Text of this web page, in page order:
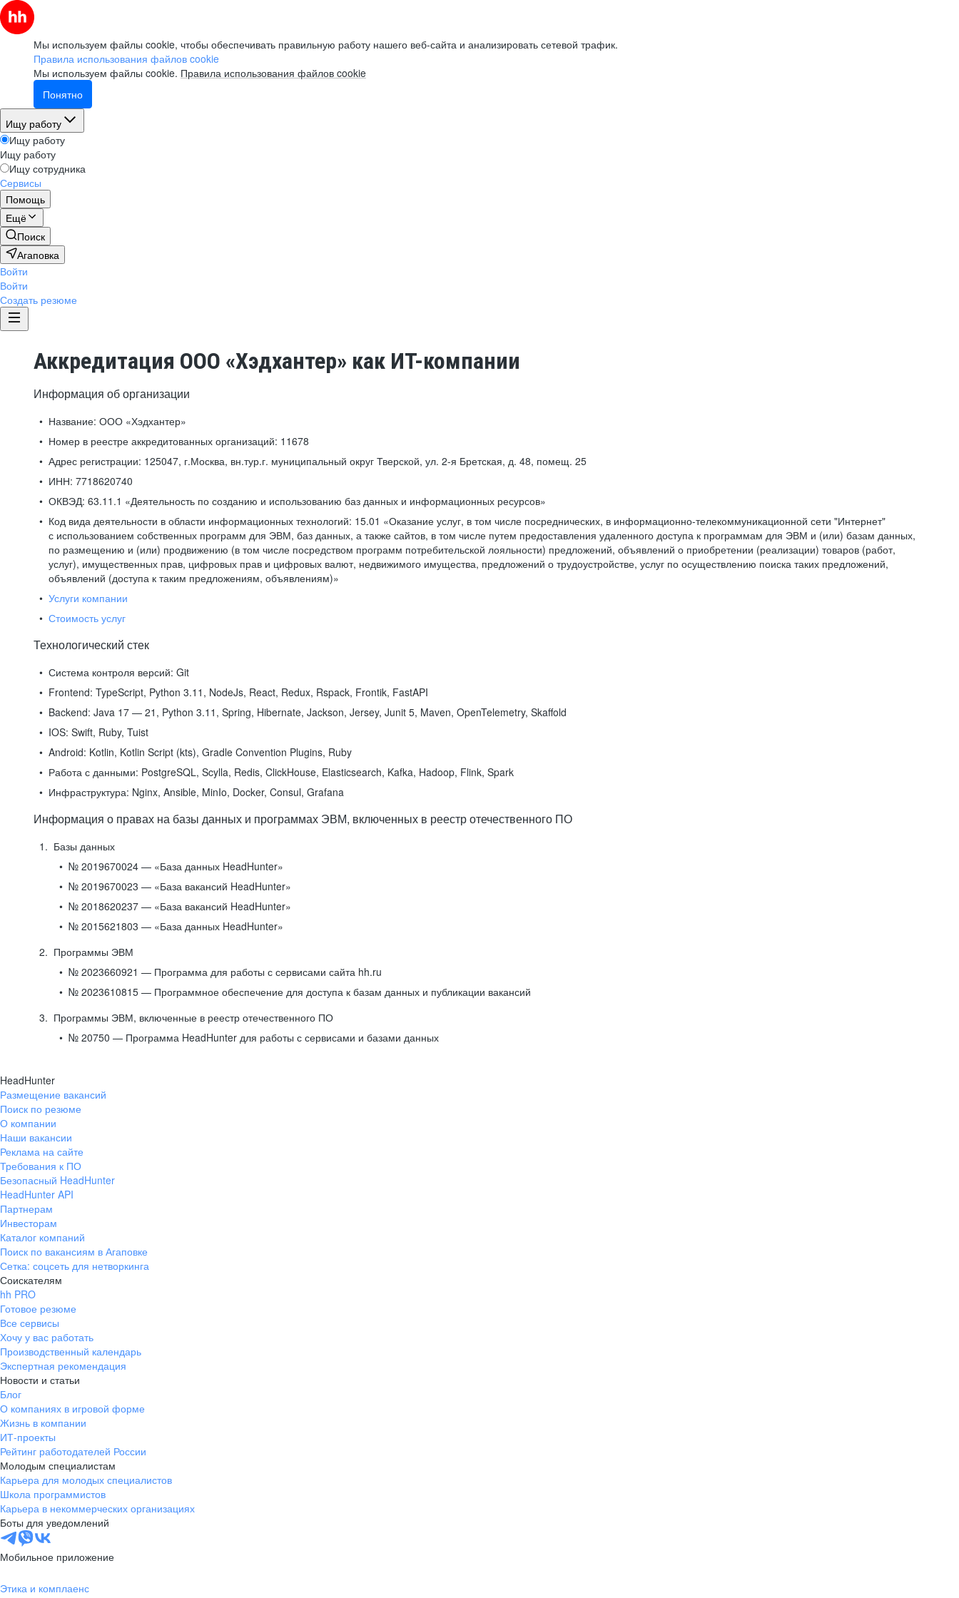
Мы используем файлы cookie, чтобы обеспечивать правильную работу нашего веб-сайта и анализировать сетевой трафик.
Правила использования файлов cookie
Мы используем файлы cookie. Правила использования файлов cookie
Понятно
Ищу работу
Ищу работу
Ищу работу
Ищу сотрудника
Сервисы
Помощь
Ещё
Поиск
Агаповка
Войти
Войти
Создать резюме
Аккредитация ООО «Хэдхантер» как ИТ-компании
Информация об организации
Название: ООО «Хэдхантер»
Номер в реестре аккредитованных организаций: 11678
Адрес регистрации: 125047, г.Москва, вн.тур.г. муниципальный округ Тверской, ул. 2-я Бретская, д. 48, помещ. 25
ИНН: 7718620740
ОКВЭД: 63.11.1 «Деятельность по созданию и использованию баз данных и информационных ресурсов»
Код вида деятельности в области информационных технологий: 15.01 «Оказание услуг, в том числе посреднических, в информационно-телекоммуникационной сети "Интернет"
с использованием собственных программ для ЭВМ, баз данных, а также сайтов, в том числе путем предоставления удаленного доступа к программам для ЭВМ и (или) базам данных,
по размещению и (или) продвижению (в том числе посредством программ потребительской лояльности) предложений, объявлений о приобретении (реализации) товаров (работ,
услуг), имущественных прав, цифровых прав и цифровых валют, недвижимого имущества, предложений о трудоустройстве, услуг по осуществлению поиска таких предложений,
объявлений (доступа к таким предложениям, объявлениям)»
Услуги компании
Стоимость услуг
Технологический стек
Система контроля версий: Git
Frontend: TypeScript, Python 3.11, NodeJs, React, Redux, Rspack, Frontik, FastAPI
Backend: Java 17 — 21, Python 3.11, Spring, Hibernate, Jackson, Jersey, Junit 5, Maven, OpenTelemetry, Skaffold
IOS: Swift, Ruby, Tuist
Android: Kotlin, Kotlin Script (kts), Gradle Convention Plugins, Ruby
Работа с данными: PostgreSQL, Scylla, Redis, ClickHouse, Elasticsearch, Kafka, Hadoop, Flink, Spark
Инфраструктура: Nginx, Ansible, MinIo, Docker, Consul, Grafana
Информация о правах на базы данных и программах ЭВМ, включенных в реестр отечественного ПО
Базы данных
№ 2019670024 — «База данных HeadHunter»
№ 2019670023 — «База вакансий HeadHunter»
№ 2018620237 — «База вакансий HeadHunter»
№ 2015621803 — «База данных HeadHunter»
Программы ЭВМ
№ 2023660921 — Программа для работы с сервисами сайта hh.ru
№ 2023610815 — Программное обеспечение для доступа к базам данных и публикации вакансий
Программы ЭВМ, включенные в реестр отечественного ПО
№ 20750 — Программа HeadHunter для работы с сервисами и базами данных
HeadHunter
Размещение вакансий
Поиск по резюме
О компании
Наши вакансии
Реклама на сайте
Требования к ПО
Безопасный HeadHunter
HeadHunter API
Партнерам
Инвесторам
Каталог компаний
Поиск по вакансиям в Агаповке
Сетка: соцсеть для нетворкинга
Соискателям
hh PRO
Готовое резюме
Все сервисы
Хочу у вас работать
Производственный календарь
Экспертная рекомендация
Новости и статьи
Блог
О компаниях в игровой форме
Жизнь в компании
ИТ-проекты
Рейтинг работодателей России
Молодым специалистам
Карьера для молодых специалистов
Школа программистов
Карьера в некоммерческих организациях
Боты для уведомлений
Мобильное приложение
Этика и комплаенс